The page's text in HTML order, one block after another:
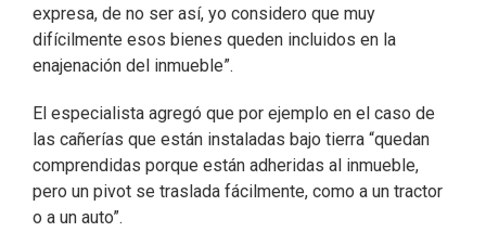
expresa, de no ser así, yo considero que muy
difícilmente esos bienes queden incluidos en la
enajenación del inmueble”.
El especialista agregó que por ejemplo en el caso de
las cañerías que están instaladas bajo tierra “quedan
comprendidas porque están adheridas al inmueble,
pero un pivot se traslada fácilmente, como a un tractor
o a un auto”.